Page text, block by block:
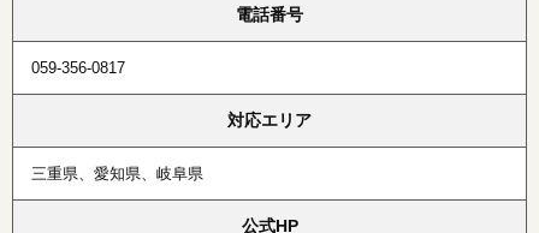
電話番号
059-356-0817
対応エリア
三重県、愛知県、岐阜県
公式HP